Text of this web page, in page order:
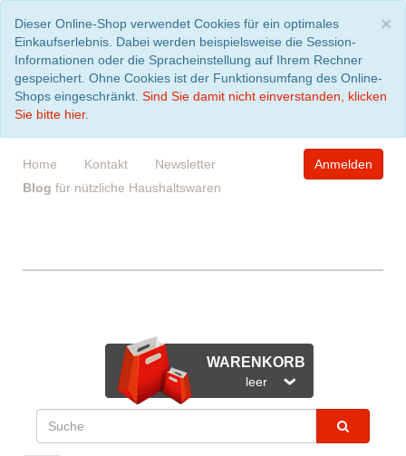
×
Dieser Online-Shop verwendet Cookies für ein optimales
Einkaufserlebnis. Dabei werden beispielsweise die Session-
Informationen oder die Spracheinstellung auf Ihrem Rechner
gespeichert. Ohne Cookies ist der Funktionsumfang des Online-
Shops eingeschränkt. Sind Sie damit nicht einverstanden, klicken
Sie bitte hier.
Home Kontakt
Newsletter
Blog für nützliche Haushaltswaren
Anmelden
WARENKORB
leer